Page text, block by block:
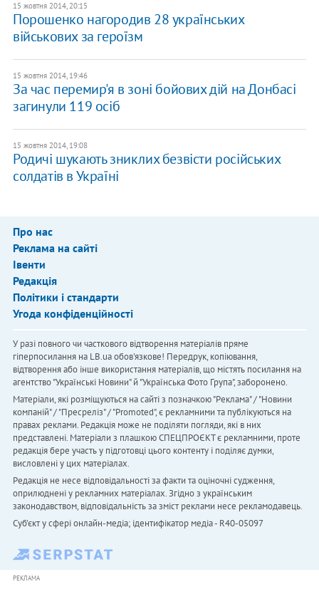
15 жовтня 2014, 20:15
Порошенко нагородив 28 українських
військових за героїзм
15 жовтня 2014, 19:46
За час перемир'я в зоні бойових дій на Донбасі
загинули 119 осіб
15 жовтня 2014, 19:08
Родичі шукають зниклих безвісти російських
солдатів в Україні
Про нас
Реклама на сайті
Івенти
Редакція
Політики і стандарти
Угода конфіденційності
У разі повного чи часткового відтворення матеріалів пряме
гіперпосилання на LB.ua обов'язкове! Передрук, копіювання,
відтворення або інше використання матеріалів, що містять посилання на
агентство "Українськi Новини" й "Українська Фото Група", заборонено.
Матеріали, які розміщуються на сайті з позначкою "Реклама" / "Новини
компаній" / "Пресреліз" / "Promoted", є рекламними та публікуються на
правах реклами. Редакція може не поділяти погляди, які в них
представлені. Матеріали з плашкою СПЕЦПРОЄКТ є рекламними, проте
редакція бере участь у підготовці цього контенту і поділяє думки,
висловлені у цих матеріалах.
Редакція не несе відповідальності за факти та оціночні судження,
оприлюднені у рекламних матеріалах. Згідно з українським
законодавством, відповідальність за зміст реклами несе рекламодавець.
Cуб'єкт у сфері онлайн-медіа; ідентифікатор медіа - R40-05097
РЕКЛАМА